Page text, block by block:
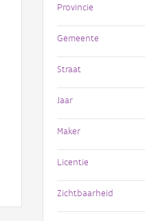
Provincie
Gemeente
Straat
Jaar
Maker
Licentie
Zichtbaarheid